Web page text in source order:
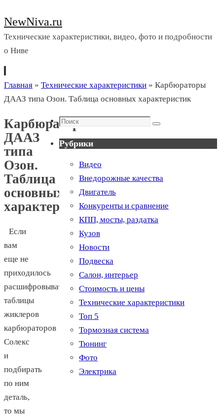
NewNiva.ru
Технические характеристики, видео, фото и подробности
о Ниве
Перейти
к
Главная » Технические характеристики » Карбюраторы
ДААЗ типа Озон. Таблица основных характеристик
Карбюраторы
ДААЗ
типа
Озон.
Таблица
основных
характеристик
Если
вам
еще не
приходилось
расшифровывать
таблицы
жиклеров
карбюраторов
Солекс
и
подбирать
по ним
деталь,
то мы
Поиск
Поиск
Рубрики
Видео
Внедорожные качества
Двигатель
Конкуренты и сравнение
КПП, мосты, раздатка
Кузов
Новости
Подвеска
Салон, интерьер
Стоимость и цены
Технические характеристики
Топ 5
Тормозная система
Тюнинг
Фото
Электрика